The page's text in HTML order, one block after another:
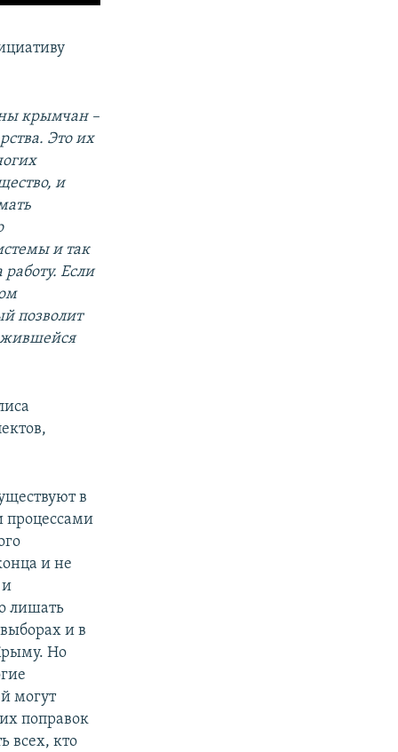
крымчан –
Это их
и
и так
Если
позволит
в
процессами
и не
и
лишать
и в
Но
могут
поправок
всех, кто